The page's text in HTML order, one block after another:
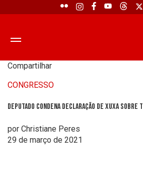
Compartilhar
CONGRESSO
Deputado condena declaração de Xuxa
por Christiane Peres
29 de março de 2021